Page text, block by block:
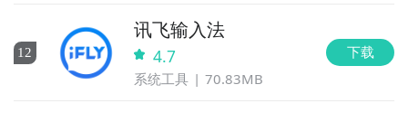
12
讯飞输入法
4.7
系统工具 70.83MB
下载